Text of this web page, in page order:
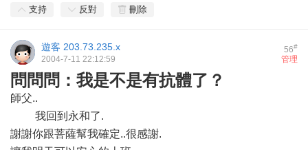
支持 反對 刪除
56#
遊客 203.73.235.x
管理
2004-7-11 22:12:59
問問問：我是不是有抗體了？
師父..
我回到永和了.
謝謝你跟菩薩幫我確定..很感謝.